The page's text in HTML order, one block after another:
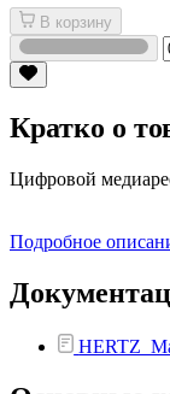
В корзину
Кратко о
Цифровой
Подробное